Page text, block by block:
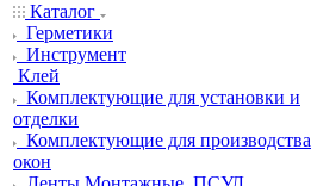
Каталог
Герметики
Инструмент
Клей
Комплектующие для установки и
отделки
Комплектующие для производства
окон